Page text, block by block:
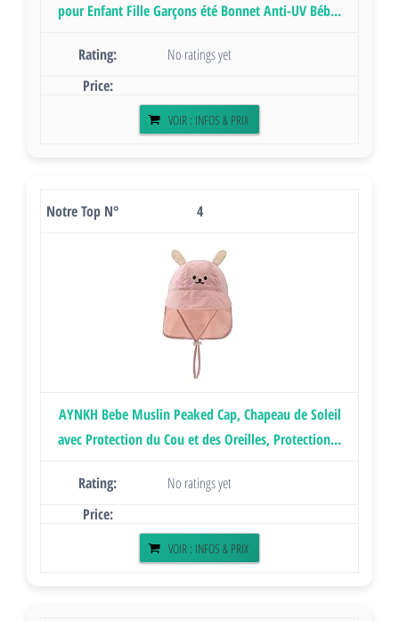
pour Enfant Fille Garçons été Bonnet Anti-UV Béb...
No ratings yet
VOIR : INFOS & PRIX
4
AYNKH Bebe Muslin Peaked Cap, Chapeau de Soleil
avec Protection du Cou et des Oreilles, Protection...
No ratings yet
VOIR : INFOS & PRIX